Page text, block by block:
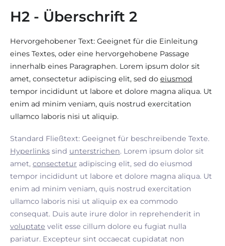
H2 - Überschrift 2
Hervorgehobener Text: Geeignet für die Einleitung
eines Textes, oder eine hervorgehobene Passage
innerhalb eines Paragraphen. Lorem ipsum dolor sit
amet, consectetur adipiscing elit, sed do eiusmod
tempor incididunt ut labore et dolore magna aliqua. Ut
enim ad minim veniam, quis nostrud exercitation
ullamco laboris nisi ut aliquip.
Standard Fließtext: Geeignet für beschreibende Texte.
Hyperlinks sind unterstrichen. Lorem ipsum dolor sit
amet, consectetur adipiscing elit, sed do eiusmod
tempor incididunt ut labore et dolore magna aliqua. Ut
enim ad minim veniam, quis nostrud exercitation
ullamco laboris nisi ut aliquip ex ea commodo
consequat. Duis aute irure dolor in reprehenderit in
voluptate velit esse cillum dolore eu fugiat nulla
pariatur. Excepteur sint occaecat cupidatat non